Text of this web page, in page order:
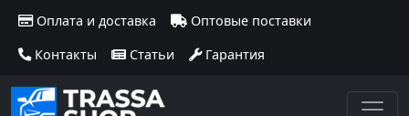
Оплата и доставка
Оптовые поставки
Контакты
Статьи Гарантия